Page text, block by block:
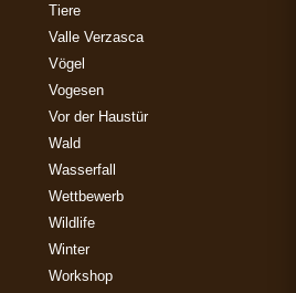
Tiere
Valle Verzasca
Vögel
Vogesen
Vor der Haustür
Wald
Wasserfall
Wettbewerb
Wildlife
Winter
Workshop